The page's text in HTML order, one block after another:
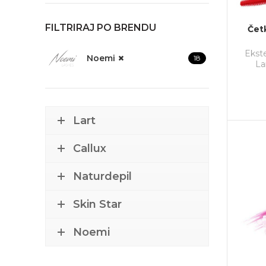
FILTRIRAJ PO BRENDU
Noemi 18
Lart
Callux
Naturdepil
Skin Star
Noemi